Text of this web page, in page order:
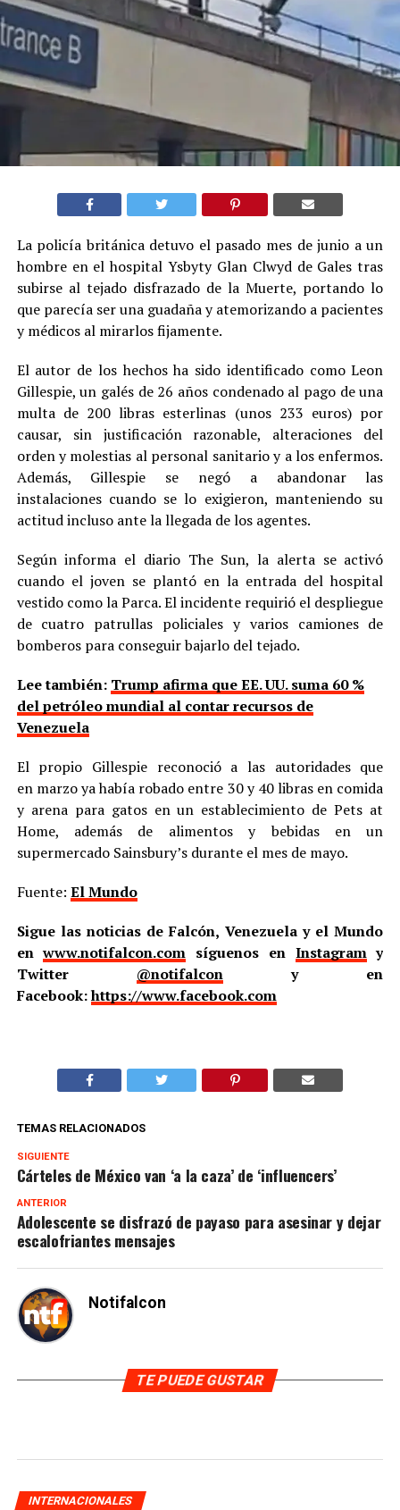
La policía británica detuvo el pasado mes de junio a un
hombre en el hospital Ysbyty Glan Clwyd de Gales tras
subirse al tejado disfrazado de la Muerte, portando lo
que parecía ser una guadaña y atemorizando a pacientes
y médicos al mirarlos fijamente.
El autor de los hechos ha sido identificado como Leon
Gillespie, un galés de 26 años condenado al pago de una
multa de 200 libras esterlinas (unos 233 euros) por
causar, sin justificación razonable, alteraciones del
orden y molestias al personal sanitario y a los enfermos.
Además, Gillespie se negó a abandonar las
instalaciones cuando se lo exigieron, manteniendo su
actitud incluso ante la llegada de los agentes.
Según informa el diario The Sun, la alerta se activó
cuando el joven se plantó en la entrada del hospital
vestido como la Parca. El incidente requirió el despliegue
de cuatro patrullas policiales y varios camiones de
bomberos para conseguir bajarlo del tejado.
Lee también: Trump afirma que EE. UU. suma 60 %
del petróleo mundial al contar recursos de
Venezuela
El propio Gillespie reconoció a las autoridades que
en marzo ya había robado entre 30 y 40 libras en comida
y arena para gatos en un establecimiento de Pets at
Home, además de alimentos y bebidas en un
supermercado Sainsbury’s durante el mes de mayo.
Fuente: El Mundo
Sigue las noticias de Falcón, Venezuela y el Mundo
enwww.notifalcon.com síguenos en Instagramy
Twitter @notifalcony en
Facebook:https://www.facebook.com
TEMAS RELACIONADOS
SIGUIENTE
Cárteles de México van ‘a la caza’ de ‘influencers’
ANTERIOR
Adolescente se disfrazó de payaso para asesinar y dejar
escalofriantes mensajes
Notifalcon
TE PUEDE GUSTAR
INTERNACIONALES